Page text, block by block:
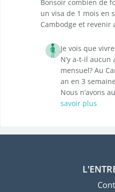
Bonsoir combien de
un visa de 1 mois en
Cambodge et revenir
Je vois que
N’y a-t-il
mensuel? Au
an en 3
Nous n’avons
savoir plus